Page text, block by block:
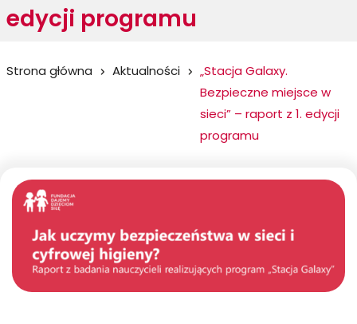
edycji programu
Jesteś
Strona główna Aktualności
„Stacja Galaxy.
Bezpieczne miejsce w
sieci” – raport z 1. edycji
programu